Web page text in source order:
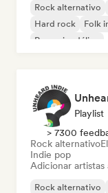
Rock alternativo
Hard rock
Folk
Pop psicodélico
Playlist
> 7300
Rock alternativo
Indie pop
Adicionar artistas
Rock alternativo